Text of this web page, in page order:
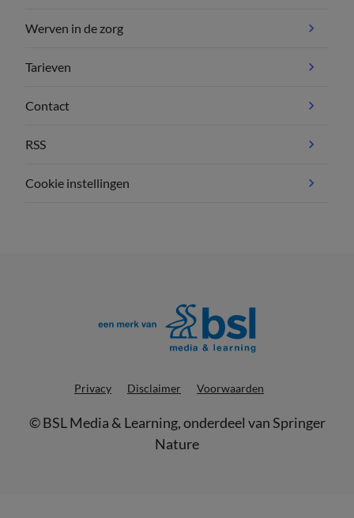
Werven in de zorg
Tarieven
Contact
RSS
Cookie instellingen
Privacy Disclaimer Voorwaarden
©BSL Media & Learning, onderdeel vanSpringer
Nature